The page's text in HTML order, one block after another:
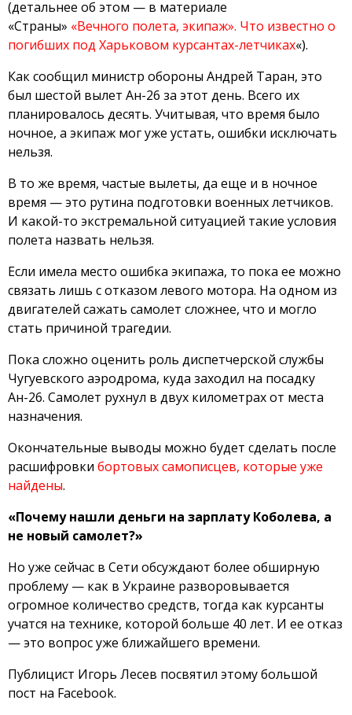
(детальнее об этом — в материале
«Страны» «Вечного полета, экипаж». Что известно о
погибших под Харьковом курсантах-летчиках«).
Как сообщил министр обороны Андрей Таран, это
был шестой вылет Ан-26 за этот день. Всего их
планировалось десять. Учитывая, что время было
ночное, а экипаж мог уже устать, ошибки исключать
нельзя.
В то же время, частые вылеты, да еще и в ночное
время — это рутина подготовки военных летчиков.
И какой-то экстремальной ситуацией такие условия
полета назвать нельзя.
Если имела место ошибка экипажа, то пока ее можно
связать лишь с отказом левого мотора. На одном из
двигателей сажать самолет сложнее, что и могло
стать причиной трагедии.
Пока сложно оценить роль диспетчерской службы
Чугуевского аэродрома, куда заходил на посадку
Ан-26. Самолет рухнул в двух километрах от места
назначения.
Окончательные выводы можно будет сделать после
расшифровки бортовых самописцев, которые уже
найдены.
«Почему нашли деньги на зарплату Коболева, а
не новый самолет?»
Но уже сейчас в Сети обсуждают более обширную
проблему — как в Украине разворовывается
огромное количество средств, тогда как курсанты
учатся на технике, которой больше 40 лет. И ее отказ
— это вопрос уже ближайшего времени.
Публицист Игорь Лесев посвятил этому большой
пост на Facebook.